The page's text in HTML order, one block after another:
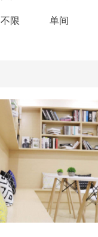
不限 单间